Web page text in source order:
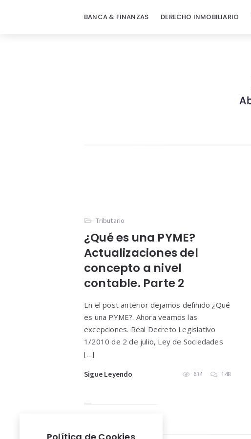
BANCA & FINANZAS DERECHO INMOBILIARIO
Tributario
¿Qué es una PYME?
Actualizaciones del
concepto a nivel
contable. Parte 2
En el post anterior dejamos definido ¿Qué
es una PYME?. Ahora veamos las
excepciones. Real Decreto Legislativo
1/2010 de 2 de julio, Ley de Sociedades
[…]
Sigue Leyendo 634 148